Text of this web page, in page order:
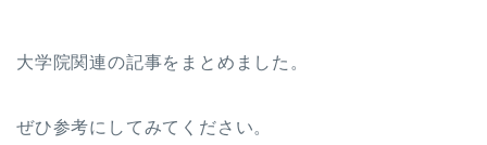
大学院関連の記事をまとめました。
ぜひ参考にしてみてください。